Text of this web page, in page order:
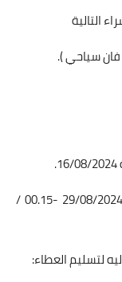
التالية
فان سياحي ).
2. الموعد النهائي لإستلام العطاء: الخميس 29/08/2024 -00.15 /
لتسليم العطاء: